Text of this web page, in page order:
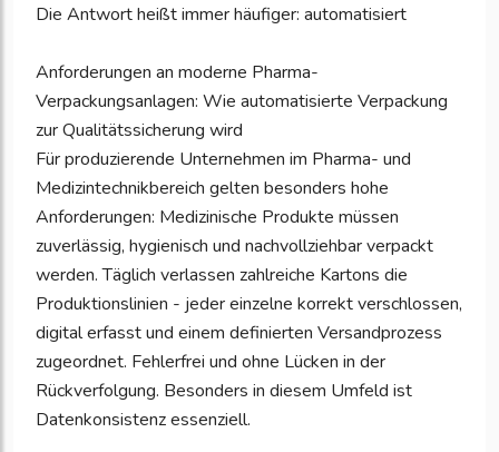
Die Antwort heißt immer häufiger: automatisiert
Anforderungen an moderne Pharma-
Verpackungsanlagen: Wie automatisierte Verpackung
zur Qualitätssicherung wird
Für produzierende Unternehmen im Pharma- und
Medizintechnikbereich gelten besonders hohe
Anforderungen: Medizinische Produkte müssen
zuverlässig, hygienisch und nachvollziehbar verpackt
werden. Täglich verlassen zahlreiche Kartons die
Produktionslinien - jeder einzelne korrekt verschlossen,
digital erfasst und einem definierten Versandprozess
zugeordnet. Fehlerfrei und ohne Lücken in der
Rückverfolgung. Besonders in diesem Umfeld ist
Datenkonsistenz essenziell.